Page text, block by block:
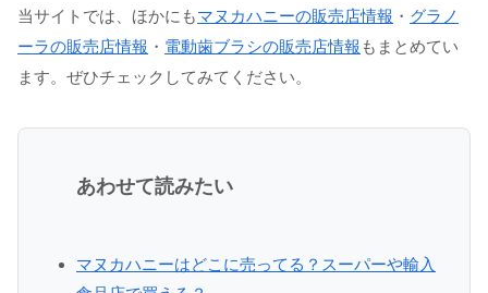
当サイトでは、ほかにもマヌカハニーの販売店情報 ・ グラノ
ーラの販売店情報 ・ 電動歯ブラシの販売店情報 もまとめてい
ます。ぜひチェックしてみてください。
あわせて読みたい
マヌカハニーはどこに売ってる？スーパーや輸入